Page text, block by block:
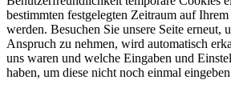
bestimmten festgelegten Zeitraum auf
werden. Besuchen Sie unsere Seite erneut,
Anspruch zu nehmen, wird automatisch
uns waren und welche Eingaben und
haben, um diese nicht noch einmal